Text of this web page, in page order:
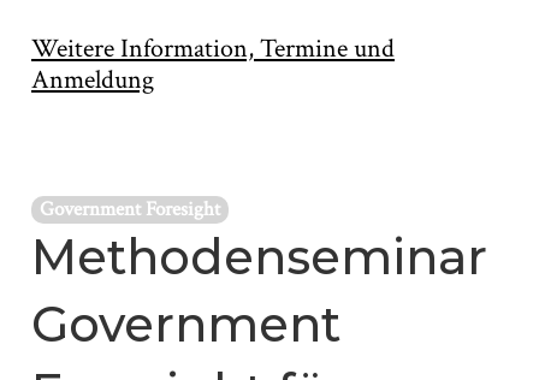
Weitere Information, Termine und
Anmeldung
Government Foresight
Methodenseminar
Government